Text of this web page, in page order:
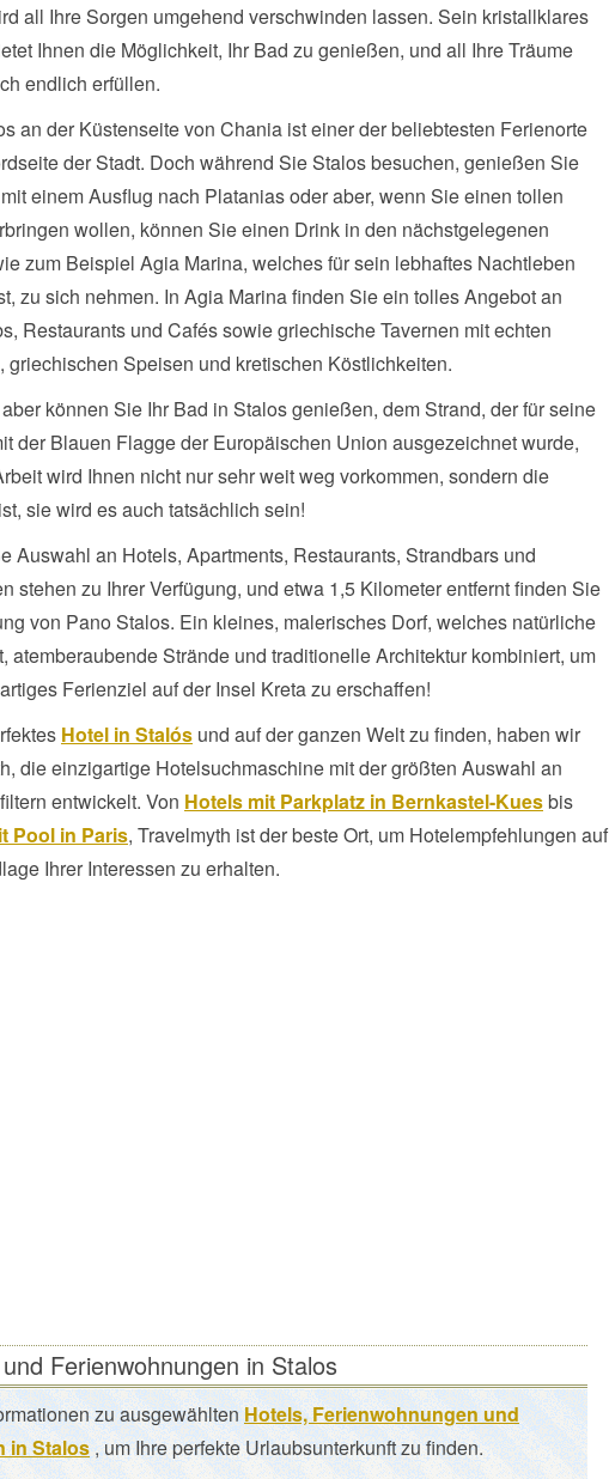
all Ihre Sorgen umgehend verschwinden lassen. Sein kristallklares
Ihnen die Möglichkeit, Ihr Bad zu genießen, und all Ihre Träume
endlich erfüllen.
an der Küstenseite von Chania ist einer der beliebtesten Ferienorte
der Stadt. Doch während Sie Stalos besuchen, genießen Sie
einem Ausflug nach Platanias oder aber, wenn Sie einen tollen
wollen, können Sie einen Drink in den nächstgelegenen
zum Beispiel Agia Marina, welches für sein lebhaftes Nachtleben
zu sich nehmen. In Agia Marina finden Sie ein tolles Angebot an
Restaurants und Cafés sowie griechische Tavernen mit echten
griechischen Speisen und kretischen Köstlichkeiten.
können Sie Ihr Bad in Stalos genießen, dem Strand, der für seine
der Blauen Flagge der Europäischen Union ausgezeichnet wurde,
wird Ihnen nicht nur sehr weit weg vorkommen, sondern die
sie wird es auch tatsächlich sein!
Auswahl an Hotels, Apartments, Restaurants, Strandbars und
stehen zu Ihrer Verfügung, und etwa 1,5 Kilometer entfernt finden Sie
von Pano Stalos. Ein kleines, malerisches Dorf, welches natürliche
atemberaubende Strände und traditionelle Architektur kombiniert, um
Ferienziel auf der Insel Kreta zu erschaffen!
Hotel in Stalós und auf der ganzen Welt zu finden, haben wir
die einzigartige Hotelsuchmaschine mit der größten Auswahl an
entwickelt. Von Hotels mit Parkplatz in Bernkastel-Kuesbis
Pool in Paris, Travelmyth ist der beste Ort, um Hotelempfehlungen auf
Ihrer Interessen zu erhalten.
Ferienwohnungen in Stalos
zu ausgewählten Hotels, Ferienwohnungen und
in Stalos , um Ihre perfekte Urlaubsunterkunft zu finden.